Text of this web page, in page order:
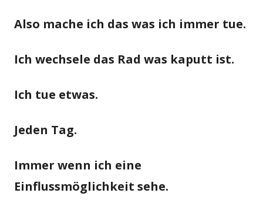
Also mache ich das was ich immer tue.
Ich wechsele das Rad was kaputt ist.
Ich tue etwas.
Jeden Tag.
Immer wenn ich eine
Einflussmöglichkeit sehe.